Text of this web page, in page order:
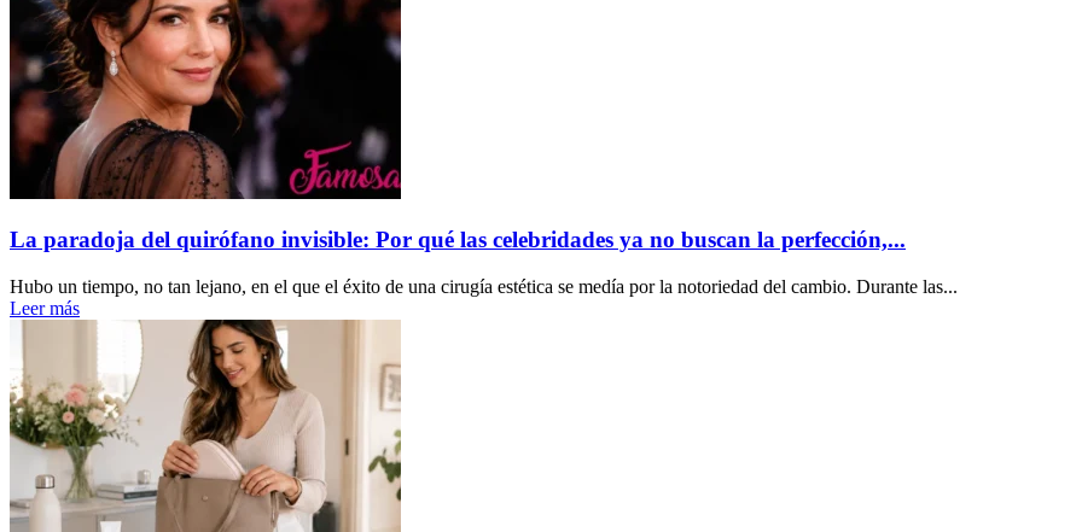
La paradoja del quirófano invisible: Por qué las celebridades ya no buscan la perfección,...
Hubo un tiempo, no tan lejano, en el que el éxito de una cirugía estética se medía por la notoriedad del cambio. Durante las...
Leer más